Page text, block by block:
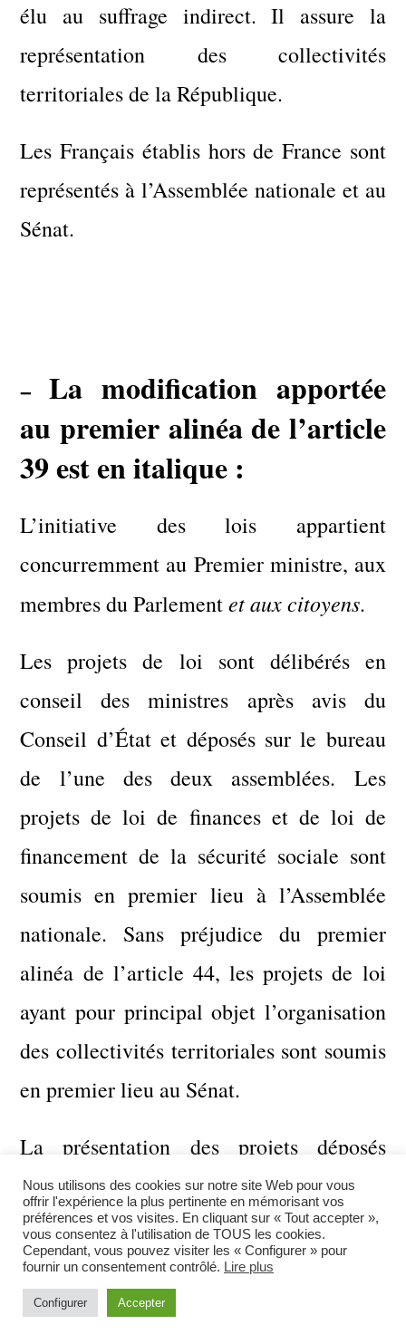
élu au suffrage indirect. Il assure la
représentation des collectivités
territoriales de la République.
Les Français établis hors de France sont
représentés à l’Assemblée nationale et au
Sénat.
– La modification apportée
au premier alinéa de l’article
39 est en italique :
L’initiative des lois appartient
concurremment au Premier ministre, aux
membres du Parlementet aux citoyens.
Les projets de loi sont délibérés en
conseil des ministres après avis du
Conseil d’État et déposés sur le bureau
de l’une des deux assemblées. Les
projets de loi de finances et de loi de
financement de la sécurité sociale sont
soumis en premier lieu à l’Assemblée
nationale. Sans préjudice du premier
alinéa de l’article 44, les projets de loi
ayant pour principal objet l’organisation
des collectivités territoriales sont soumis
en premier lieu au Sénat.
La présentation des projets déposés
devant l’Assemblée nationale ou le Sénat
répond aux conditions fixées par une loi
organique.
Les projets de loi ne peuvent être inscrits
Nous utilisons des cookies sur notre site Web pour vous
offrir l'expérience la plus pertinente en mémorisant vos
préférences et vos visites. En cliquant sur « Tout accepter »,
vous consentez à l'utilisation de TOUS les cookies.
Cependant, vous pouvez visiter les « Configurer » pour
fournir un consentement contrôlé. Lire plus
Configurer Accepter